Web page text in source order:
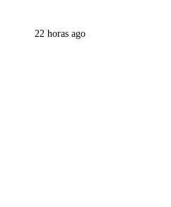
22 horas ago